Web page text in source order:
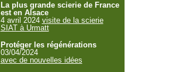
La plus grande scierie de France
est en Alsace
4 avril 2024 visite de la scierie
SIAT à Urmatt
Protéger les régénérations
03/04/2024
avec de nouvelles idées